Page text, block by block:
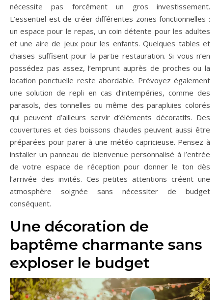
nécessite pas forcément un gros investissement.
L’essentiel est de créer différentes zones fonctionnelles :
un espace pour le repas, un coin détente pour les adultes
et une aire de jeux pour les enfants. Quelques tables et
chaises suffisent pour la partie restauration. Si vous n’en
possédez pas assez, l’emprunt auprès de proches ou la
location ponctuelle reste abordable. Prévoyez également
une solution de repli en cas d’intempéries, comme des
parasols, des tonnelles ou même des parapluies colorés
qui peuvent d’ailleurs servir d’éléments décoratifs. Des
couvertures et des boissons chaudes peuvent aussi être
préparées pour parer à une météo capricieuse. Pensez à
installer un panneau de bienvenue personnalisé à l’entrée
de votre espace de réception pour donner le ton dès
l’arrivée des invités. Ces petites attentions créent une
atmosphère soignée sans nécessiter de budget
conséquent.
Une décoration de
baptême charmante sans
exploser le budget